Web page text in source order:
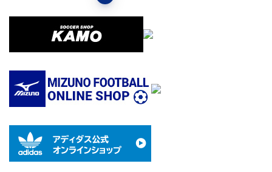
の
ペ
ー
ジ
送